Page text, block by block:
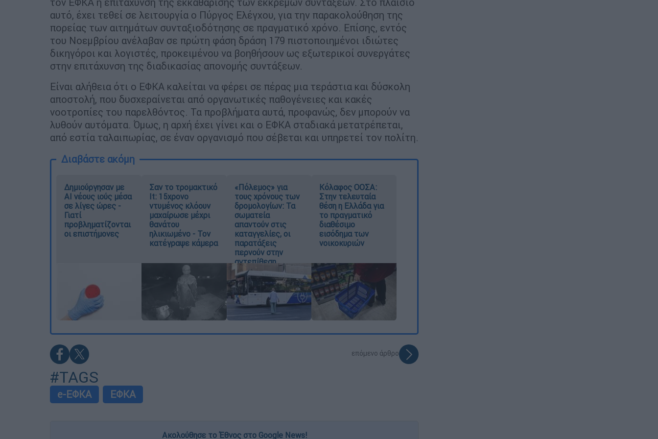
αυτό, έχει τεθεί σε λειτουργία ο Πύργος Ελέγχου, για την παρακολούθηση της
πορείας των αιτημάτων συνταξιοδότησης σε πραγματικό χρόνο. Επίσης, εντός
του Νοεμβρίου ανέλαβαν σε πρώτη φάση δράση 179 πιστοποιημένοι ιδιώτες
δικηγόροι και λογιστές, προκειμένου να βοηθήσουν ως εξωτερικοί συνεργάτες
στην επιτάχυνση της διαδικασίας απονομής συντάξεων.
Είναι αλήθεια ότι ο ΕΦΚΑ καλείται να φέρει σε πέρας μια τεράστια και δύσκολη
αποστολή, που δυσχεραίνεται από οργανωτικές παθογένειες και κακές
νοοτροπίες του παρελθόντος. Τα προβλήματα αυτά, προφανώς, δεν μπορούν να
λυθούν αυτόματα. Όμως, η αρχή έχει γίνει και ο ΕΦΚΑ σταδιακά μετατρέπεται,
από εστία ταλαιπωρίας, σε έναν οργανισμό που σέβεται και υπηρετεί τον πολίτη.
Διαβάστε ακόμη
Δημιούργησαν με
AI νέους ιούς μέσα
σε λίγες ώρες -
Γιατί
προβληματίζονται
οι επιστήμονες
Σαν το τρομακτικό
It: 15χρονο
ντυμένος κλόουν
μαχαίρωσε μέχρι
θανάτου
ηλικιωμένο - Τον
κατέγραψε κάμερα
«Πόλεμος» για
τους χρόνους των
δρομολογίων: Τα
σωματεία
απαντούν στις
καταγγελίες, οι
παρατάξεις
περνούν στην
αντεπίθεση
Κόλαφος ΟΟΣΑ:
Στην τελευταία
θέση η Ελλάδα για
το πραγματικό
διαθέσιμο
εισόδημα των
νοικοκυριών
επόμενο άρθρο
#TAGS
e-ΕΦΚΑ ΕΦΚΑ
Ακολούθησε το Έθνος στο Google News!